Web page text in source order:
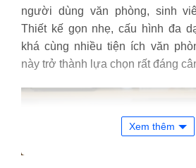
người dùng văn phòng, sinh
Thiết kế gọn nhẹ, cấu hình đa
khá cùng nhiều tiện ích văn
này trở thành lựa chọn rất đáng
Xem thêm